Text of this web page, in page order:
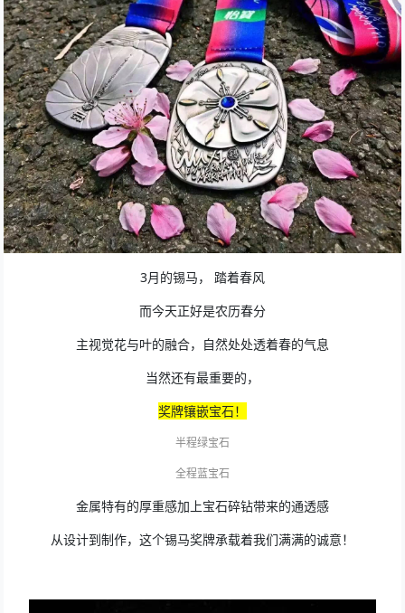
3月的锡马， 踏着春风
而今天正好是农历春分
主视觉花与叶的融合，自然处处透着春的气息
当然还有最重要的，
奖牌镶嵌宝石！
半程绿宝石
全程蓝宝石
金属特有的厚重感加上宝石碎钻带来的通透感
从设计到制作，这个锡马奖牌承载着我们满满的诚意！